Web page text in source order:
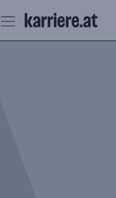
Seiteninhalt
springen